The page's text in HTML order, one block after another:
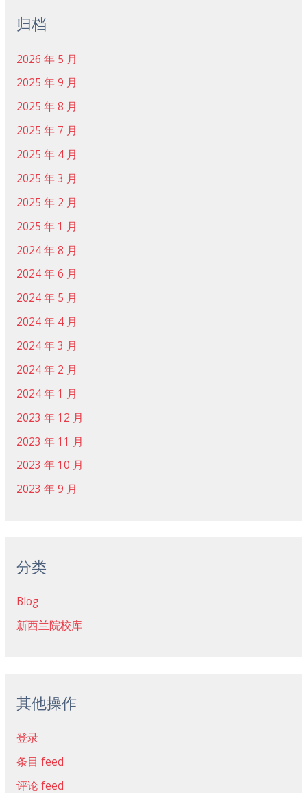
归档
2026 年 5 月
2025 年 9 月
2025 年 8 月
2025 年 7 月
2025 年 4 月
2025 年 3 月
2025 年 2 月
2025 年 1 月
2024 年 8 月
2024 年 6 月
2024 年 5 月
2024 年 4 月
2024 年 3 月
2024 年 2 月
2024 年 1 月
2023 年 12 月
2023 年 11 月
2023 年 10 月
2023 年 9 月
分类
Blog
新西兰院校库
其他操作
登录
条目 feed
评论 feed